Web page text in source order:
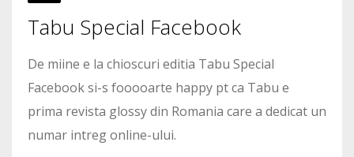
Tabu Special Facebook
De miine e la chioscuri editia Tabu Special
Facebook si-s fooooarte happy pt ca Tabu e
prima revista glossy din Romania care a dedicat un
numar intreg online-ului.